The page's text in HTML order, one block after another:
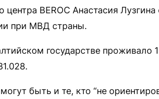
центра BEROC Анастасия
при МВД страны.
государстве проживало
быть и те, кто “не